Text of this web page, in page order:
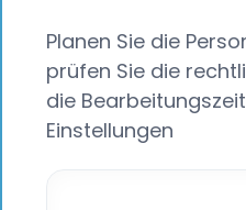
Planen Sie die
prüfen Sie die
die
Einstellungen